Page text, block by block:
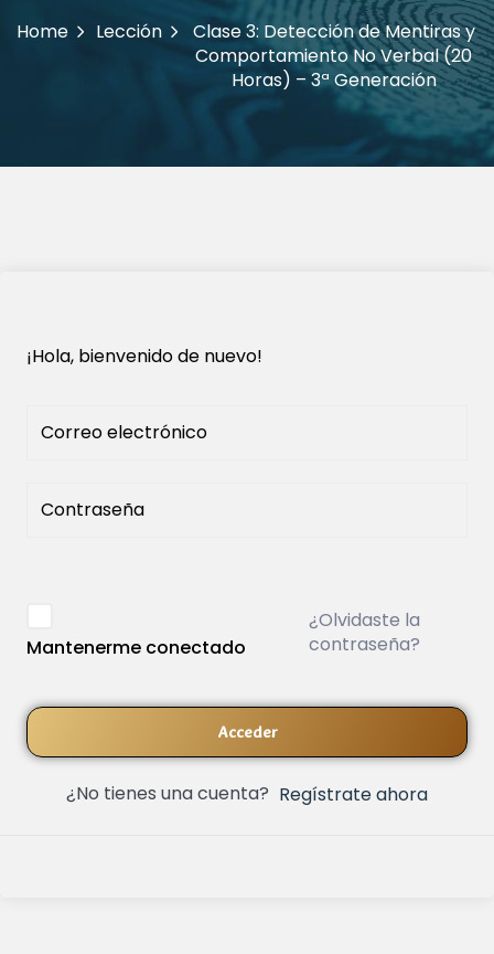
Home Lección
Clase 3: Detección de Mentiras y
Comportamiento No Verbal (20
Horas) – 3ª Generación
¡Hola, bienvenido de nuevo!
Mantenerme conectado
¿Olvidaste la
contraseña?
Acceder
¿No tienes una cuenta? Regístrate ahora